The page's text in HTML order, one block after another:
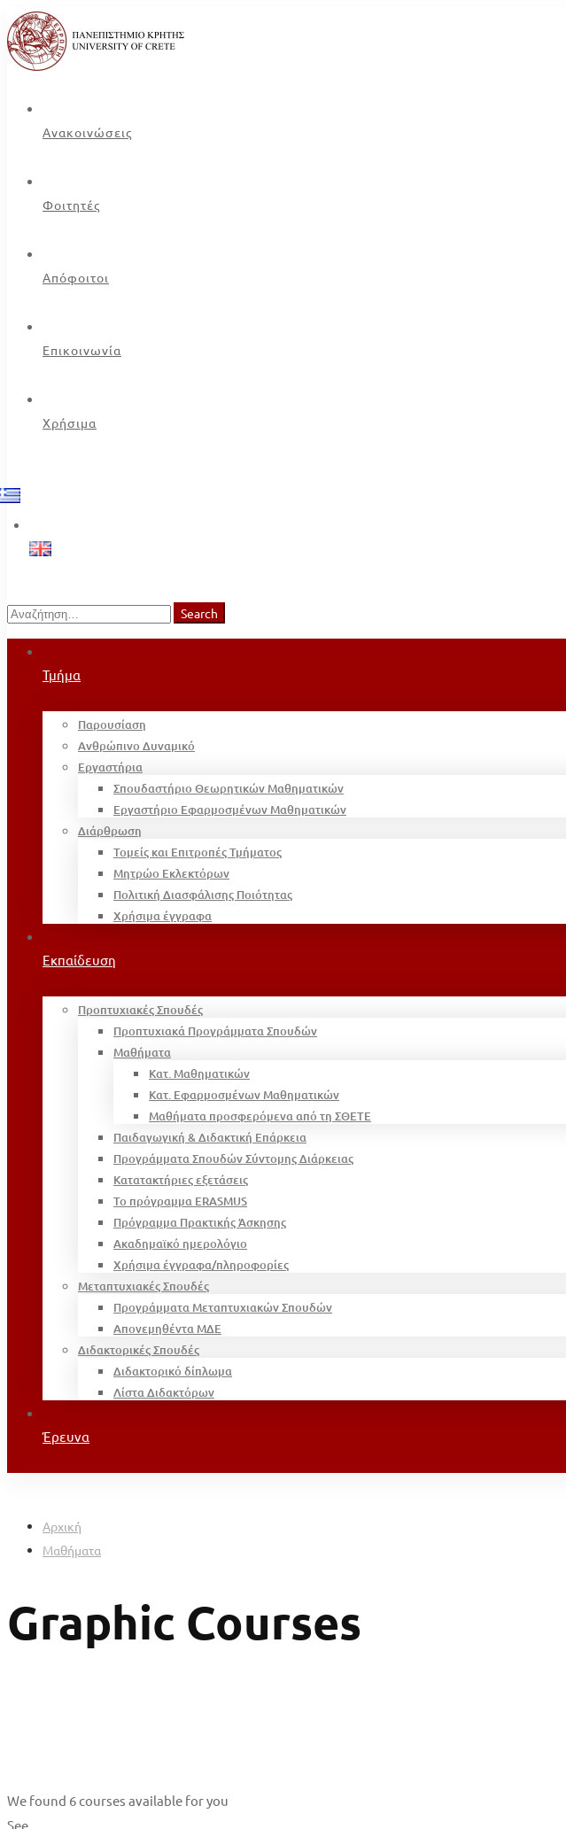
Ανακοινώσεις
Φοιτητές
Απόφοιτοι
Επικοινωνία
Χρήσιμα
Search
for:
Search
Τμήμα
Παρουσίαση
Ανθρώπινο Δυναμικό
Εργαστήρια
Σπουδαστήριο Θεωρητικών Μαθηματικών
Εργαστήριο Εφαρμοσμένων Μαθηματικών
Διάρθρωση
Τομείς και Επιτροπές Τμήματος
Μητρώο Εκλεκτόρων
Πολιτική Διασφάλισης Ποιότητας
Χρήσιμα έγγραφα
Εκπαίδευση
Προπτυχιακές Σπουδές
Προπτυχιακά Προγράμματα Σπουδών
Μαθήματα
Κατ. Μαθηματικών
Κατ. Εφαρμοσμένων Μαθηματικών
Μαθήματα προσφερόμενα από τη ΣΘΕΤΕ
Παιδαγωγική & Διδακτική Επάρκεια
Προγράμματα Σπουδών Σύντομης Διάρκειας
Κατατακτήριες εξετάσεις
Το πρόγραμμα ERASMUS
Πρόγραμμα Πρακτικής Άσκησης
Ακαδημαϊκό ημερολόγιο
Χρήσιμα έγγραφα/πληροφορίες
Μεταπτυχιακές Σπουδές
Προγράμματα Μεταπτυχιακών Σπουδών
Απονεμηθέντα ΜΔΕ
Διδακτορικές Σπουδές
Διδακτορικό δίπλωμα
Λίστα Διδακτόρων
Έρευνα
Αρχική
Μαθήματα
Graphic Courses
We found 6courses available for you
See